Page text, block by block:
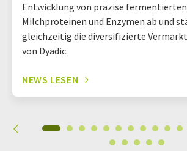
Entwicklung von präzise fermentierten
Milchproteinen und Enzymen ab und
gleichzeitig die diversifizierte
von Dyadic.
NEWS LESEN